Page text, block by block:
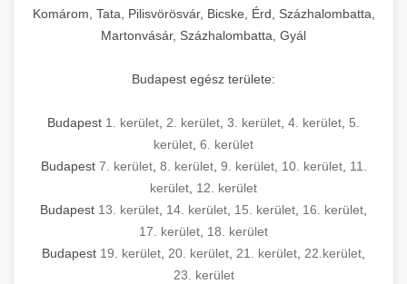
Komárom, Tata, Pilisvörösvár, Bicske, Érd, Százhalombatta,
Martonvásár, Százhalombatta, Gyál
Budapest egész területe:
Budapest 1. kerület 2. kerület 3. kerület 4. kerület 5.
kerület 6. kerület
Budapest 7. kerület, 8. kerület, 9. kerület, 10. kerület, 11.
kerület 12. kerület
Budapest 13. kerület 14. kerület 15. kerület 16. kerület
17. kerület 18. kerület
Budapest 19. kerület 20. kerület 21. kerület 22.kerület
23. kerület